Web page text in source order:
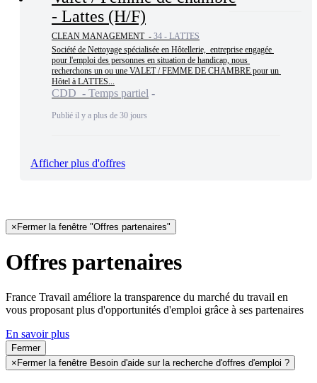
- Lattes (H/F)
CLEAN MANAGEMENT - 34 - LATTES
Société de Nettoyage spécialisée en Hôtellerie,  entreprise engagée
pour l'emploi des personnes en situation de handicap, nous
recherchons un ou une VALET / FEMME DE CHAMBRE pour un
Hôtel à LATTES...
CDD - Temps partiel
Publié il y a plus de 30 jours
Afficher plus d'offres
×Fermer la fenêtre "Offres partenaires"
Offres partenaires
France Travail améliore la transparence du marché du travail en
vous proposant plus d'opportunités d'emploi grâce à ses partenaires
En savoir plus
Fermer
×Fermer la fenêtre Besoin d'aide sur la recherche d'offres d'emploi ?